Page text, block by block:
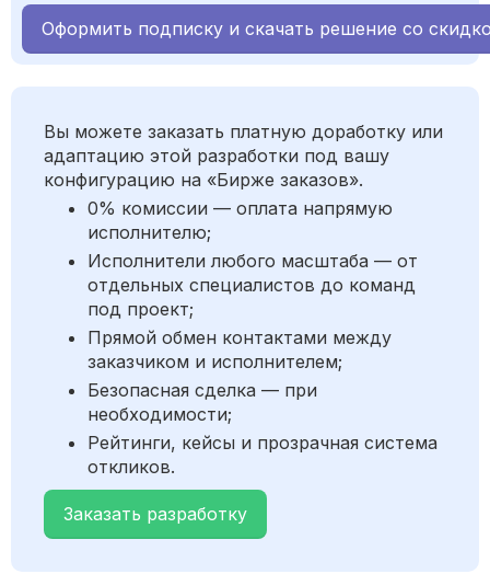
Оформить подписку и скачать решение со
Вы можете заказать платную доработку или
адаптацию этой разработки под вашу
конфигурацию на «Бирже заказов».
0% комиссии — оплата напрямую
исполнителю;
Исполнители любого масштаба — от
отдельных специалистов до команд
под проект;
Прямой обмен контактами между
заказчиком и исполнителем;
Безопасная сделка — при
необходимости;
Рейтинги, кейсы и прозрачная система
откликов.
Заказать разработку